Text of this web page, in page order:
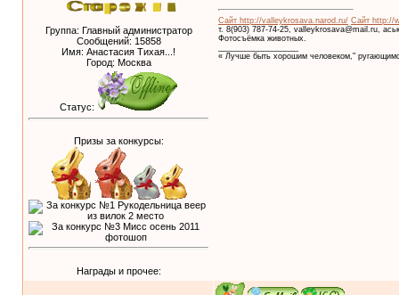
Группа: Главный администратор
Сообщений: 15858
Имя: Анастасия Тихая...!
Город: Москва
Статус:
Призы за конкурсы:
Награды и прочее:
Сайт http://valleykrosava.narod.ru/ Сайт http://
т. 8(903) 787-74-25, valleykrosava@mail.ru,
Фотосъёмка животных.
« Лучше быть хорошим человеком,"